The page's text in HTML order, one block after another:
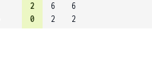
2
0
6
2
6
2